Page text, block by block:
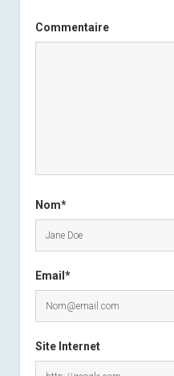
Commentaire
Nom*
Email*
Site Internet